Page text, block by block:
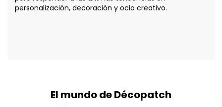
personalización, decoración y ocio creativo.
El mundo de Décopatch